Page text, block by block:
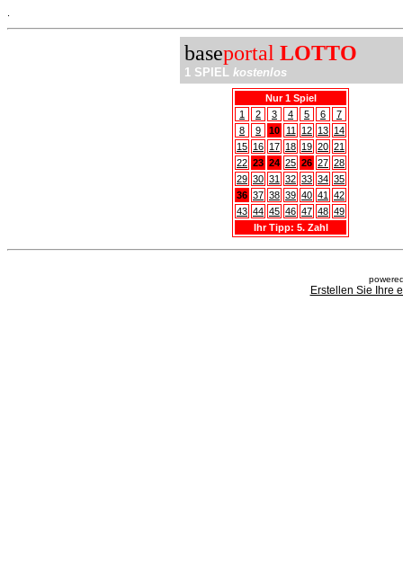
baseportal LOTTO
1 SPIEL kostenlos
Nur 1 Spiel
1
2 3 4 5 6
7
8
9 10 11 12 13 14
15 16 17 18 19 20 21
22 23 24 25 26 27 28
29 30 31 32 33 34 35
36 37 38 39 40 41
42
43 44 45 46 47 48 49
Ihr Tipp: 5. Zahl
Erstellen Sie Ihre